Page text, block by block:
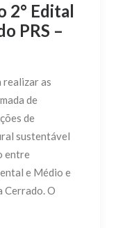
2° Edital
PRS –
realizar as
de
de
sustentável
entre
e Médio e
Cerrado. O